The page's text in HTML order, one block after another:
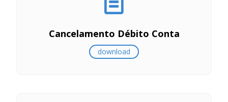
Cancelamento Débito Conta
download